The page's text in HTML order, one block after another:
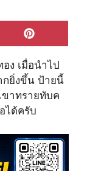
Share
on
P
i
n
t
e
e
s
ง เมื่อนำไป
กยิ่งขึ้น ป้ายนี้
ขาทรายทับค
ได้ครับ